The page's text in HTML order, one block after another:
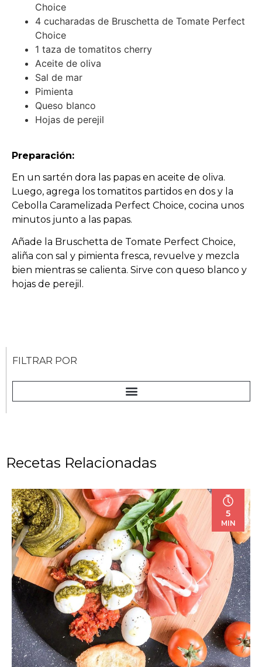
Choice
4 cucharadas de Bruschetta de Tomate Perfect
Choice
1 taza de tomatitos cherry
Aceite de oliva
Sal de mar
Pimienta
Queso blanco
Hojas de perejil
Preparación:
En un sartén dora las papas en aceite de oliva.
Luego, agrega los tomatitos partidos en dos y la
Cebolla Caramelizada Perfect Choice, cocina unos
minutos junto a las papas.
Añade la Bruschetta de Tomate Perfect Choice,
aliña con sal y pimienta fresca, revuelve y mezcla
bien mientras se calienta. Sirve con queso blanco y
hojas de perejil.
FILTRAR POR
Recetas Relacionadas
5
MIN